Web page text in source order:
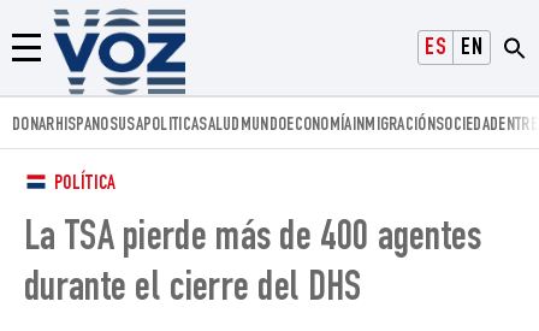
ESPAÑOLENGLISH
Menú
Voz.us
DONARHISPANOSUSAPOLITICASALUD MUNDOECONOMÍAINMIGRACIÓNSOCIEDAD
POLÍTICA
La TSA pierde más de 400 agentes
durante el cierre del DHS